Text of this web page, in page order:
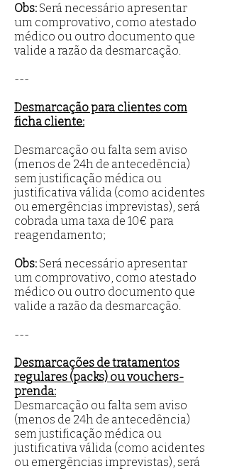
Obs: Será necessário apresentar
um comprovativo, como atestado
médico ou outro documento que
valide a razão da desmarcação.
---
Desmarcação para clientes com
ficha cliente:
Desmarcação ou falta sem aviso
(menos de 24h de antecedência)
sem justificação médica ou
justificativa válida (como acidentes
ou emergências imprevistas), será
cobrada uma taxa de 10€ para
reagendamento;
Obs: Será necessário apresentar
um comprovativo, como atestado
médico ou outro documento que
valide a razão da desmarcação.
---
Desmarcações de tratamentos
regulares (packs) ou vouchers-
prenda:
Desmarcação ou falta sem aviso
(menos de 24h de antecedência)
sem justificação médica ou
justificativa válida (como acidentes
ou emergências imprevistas), será